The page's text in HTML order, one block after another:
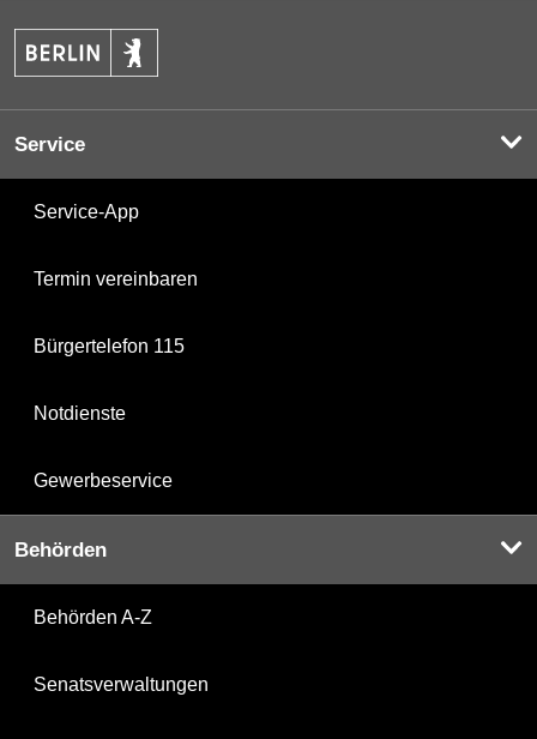
Service
Service-App
Termin vereinbaren
Bürgertelefon 115
Notdienste
Gewerbeservice
Behörden
Behörden A-Z
Senatsverwaltungen